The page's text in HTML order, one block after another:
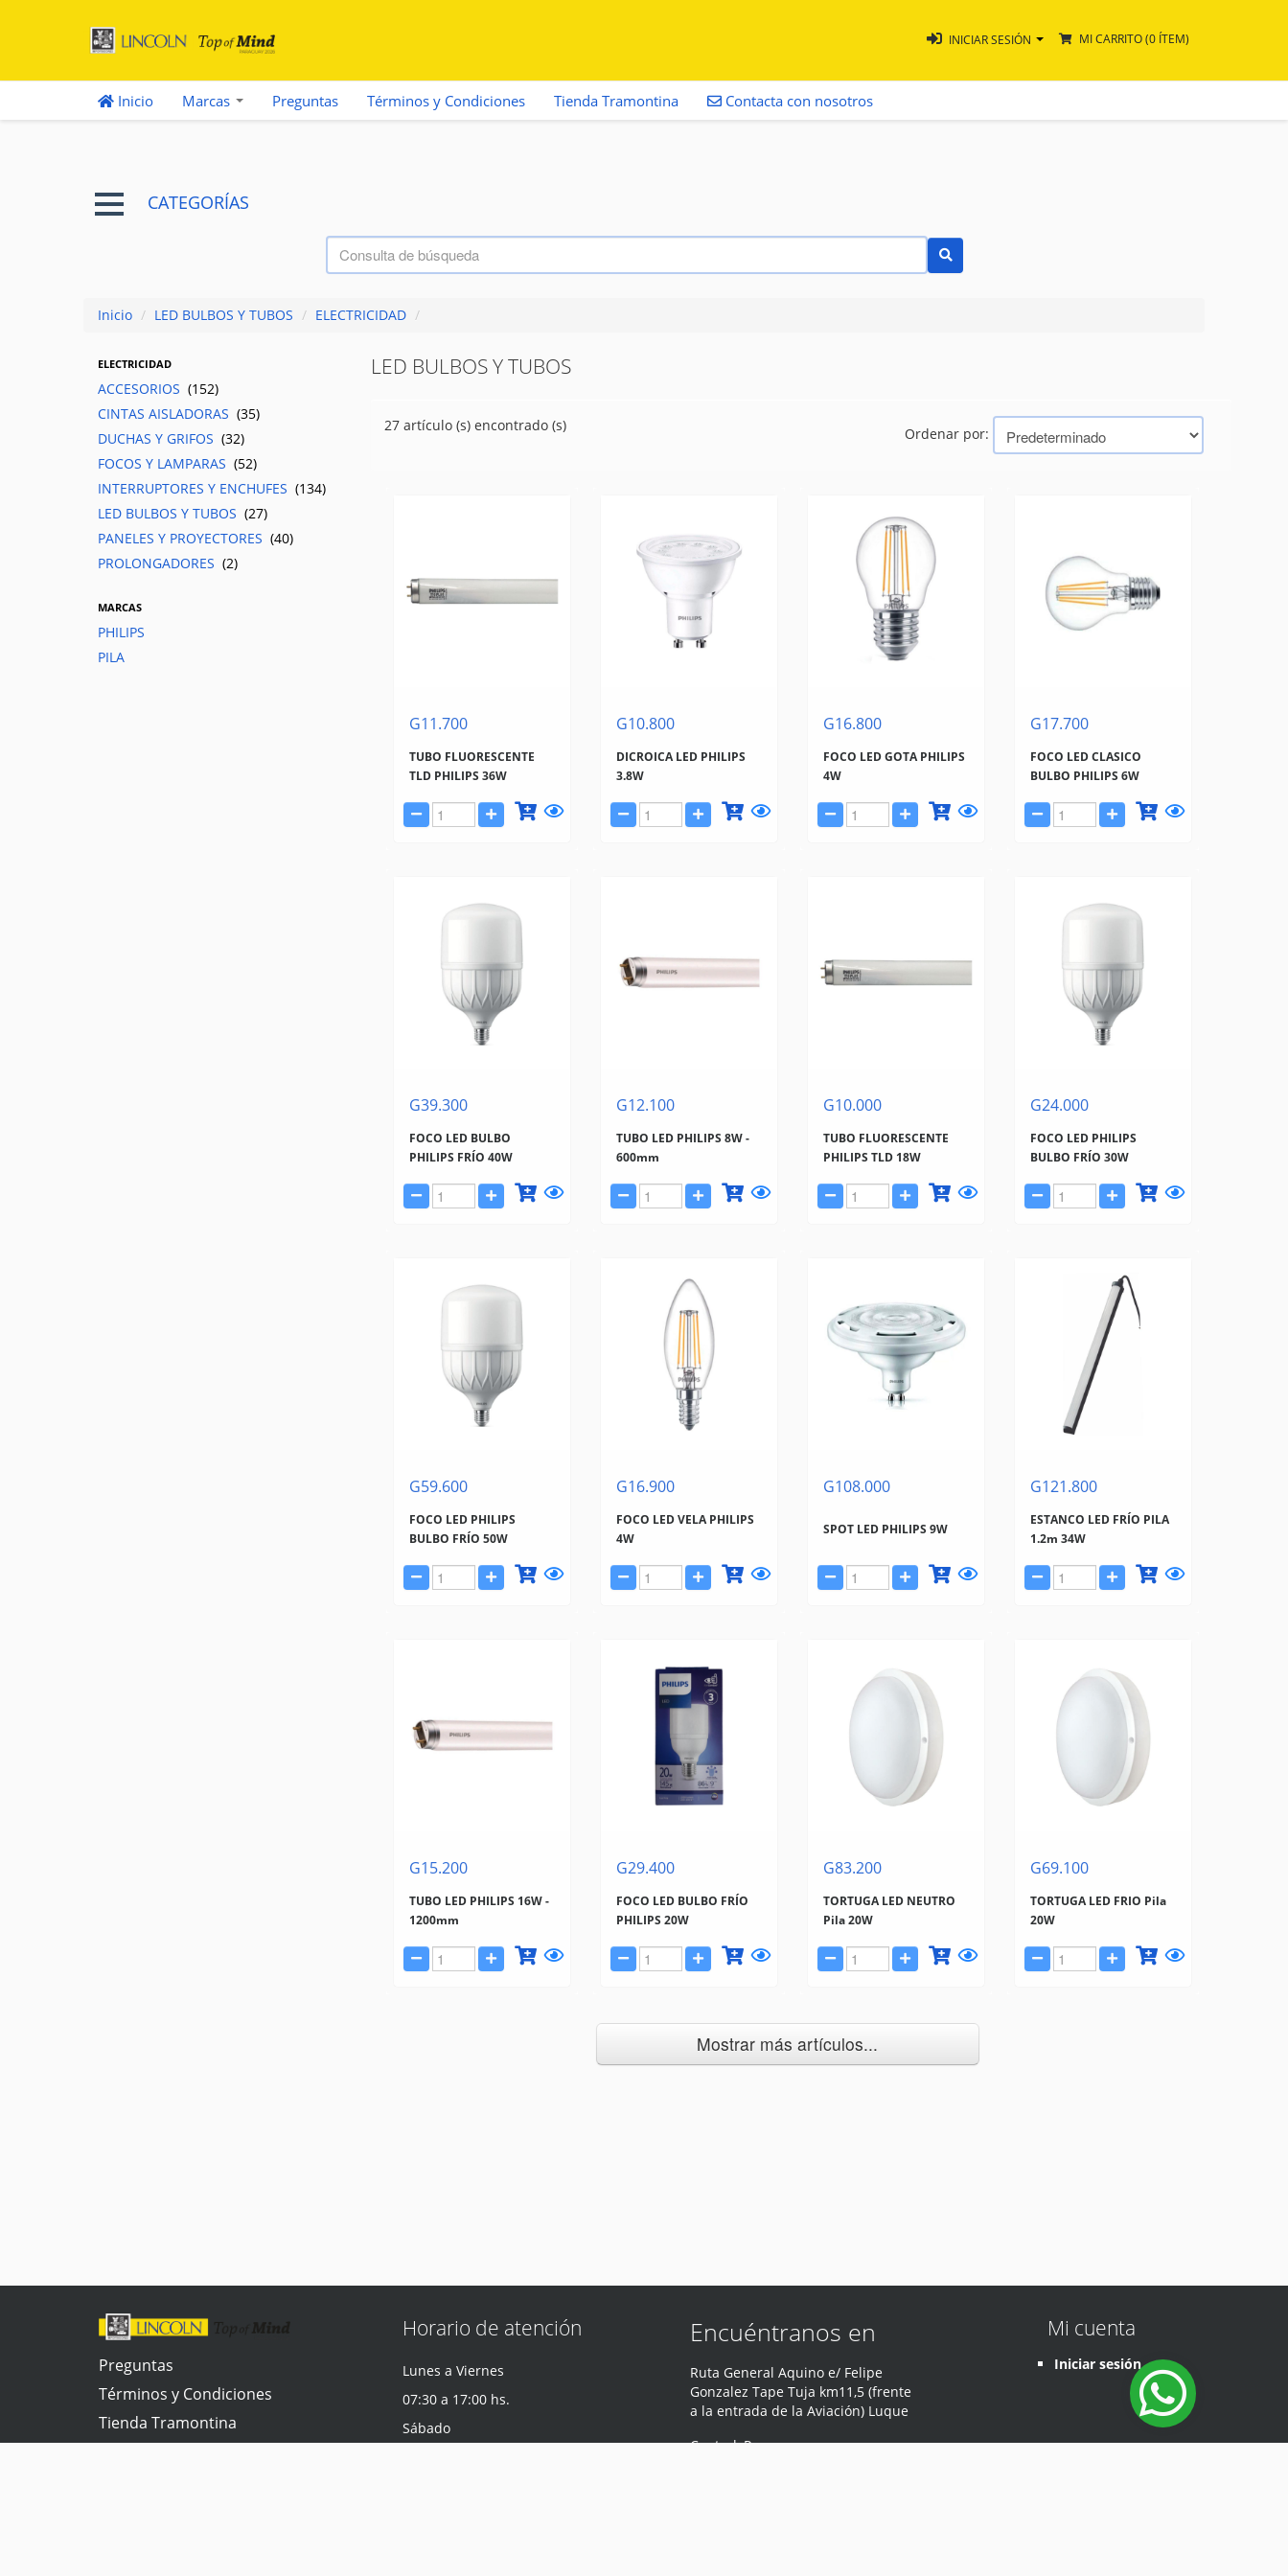
INICIAR SESIÓN MI CARRITO(0 ÍTEM)
Inicio Marcas Preguntas Términos y Condiciones Tienda Tramontina Contacta con nosotros
CATEGORÍAS
Inicio / LED BULBOS Y TUBOS / ELECTRICIDAD /
ELECTRICIDAD
ACCESORIOS (152)
CINTAS AISLADORAS (35)
DUCHAS Y GRIFOS (32)
FOCOS Y LAMPARAS (52)
INTERRUPTORES Y ENCHUFES (134)
LED BULBOS Y TUBOS (27)
PANELES Y PROYECTORES (40)
PROLONGADORES (2)
MARCAS
PHILIPS
PILA
LED BULBOS Y TUBOS
27 artículo (s) encontrado (s) Ordenar por:
G11.700
TUBO FLUORESCENTE
TLD PHILIPS 36W
G10.800
DICROICA LED PHILIPS
3.8W
G16.800
FOCO LED GOTA PHILIPS
4W
G17.700
FOCO LED CLASICO
BULBO PHILIPS 6W
G39.300
FOCO LED BULBO
PHILIPS FRÍO 40W
G12.100
TUBO LED PHILIPS 8W -
600mm
G10.000
TUBO FLUORESCENTE
PHILIPS TLD 18W
G24.000
FOCO LED PHILIPS
BULBO FRÍO 30W
G59.600
FOCO LED PHILIPS
BULBO FRÍO 50W
G16.900
FOCO LED VELA PHILIPS
4W
G108.000
SPOT LED PHILIPS 9W
G121.800
ESTANCO LED FRÍO PILA
1.2m 34W
G15.200
TUBO LED PHILIPS 16W -
1200mm
G29.400
FOCO LED BULBO FRÍO
PHILIPS 20W
G83.200
TORTUGA LED NEUTRO
Pila 20W
G69.100
TORTUGA LED FRIO Pila
20W
Mostrar más artículos...
Preguntas
Términos y Condiciones
Tienda Tramontina
Horario de atención
Lunes a Viernes
07:30 a 17:00 hs.
Sábado
Encuéntranos en
Ruta General Aquino e/ Felipe
Gonzalez Tape Tuja km11,5 (frente
a la entrada de la Aviación) Luque
Central,Paraguay
Mi cuenta
Iniciar sesión